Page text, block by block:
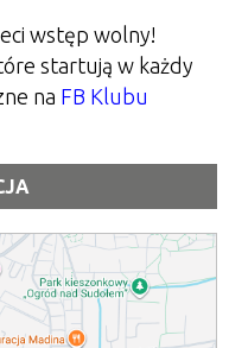
wstęp wolny!
startują w każdy
na FB Klubu